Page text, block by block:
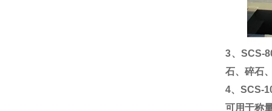
3、SCS-
石、碎石
4、SCS-
可用于称